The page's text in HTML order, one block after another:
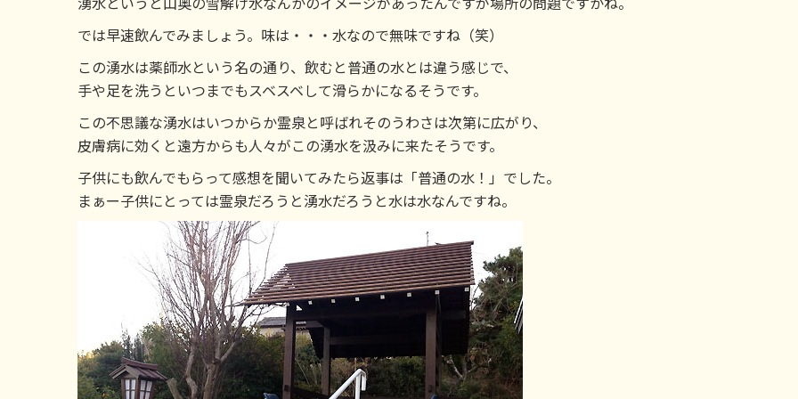
では早速飲んでみましょう。味は・・・水なので無味ですね（笑）
この湧水は薬師水という名の通り、飲むと普通の水とは違う感じで、
手や足を洗うといつまでもスベスベして滑らかになるそうです。
この不思議な湧水はいつからか霊泉と呼ばれそのうわさは次第に広がり、
皮膚病に効くと遠方からも人々がこの湧水を汲みに来たそうです。
子供にも飲んでもらって感想を聞いてみたら返事は「普通の水！」でした。
まぁー子供にとっては霊泉だろうと湧水だろうと水は水なんですね。